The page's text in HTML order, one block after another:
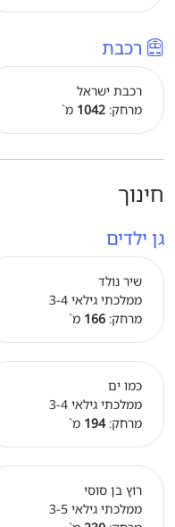
רכבת
רכבת ישראל
מרחק: 1042 מ`
חינוך
גן ילדים
שיר נולד
ממלכתי גילאי 3-4
מרחק: 166 מ`
כמו ים
ממלכתי גילאי 3-4
מרחק:194 מ`
רוץ בן סוסי
ממלכתי גילאי 3-5